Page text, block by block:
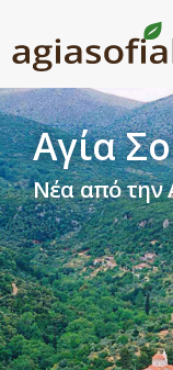
Αγία
Νέα από την